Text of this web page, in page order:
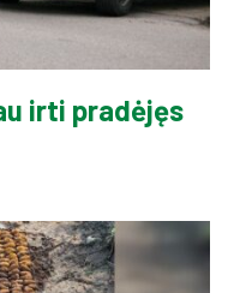
irti pradėjęs